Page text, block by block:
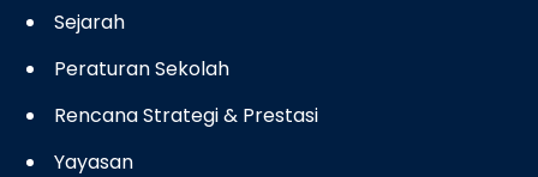
Sejarah
Peraturan Sekolah
Rencana Strategi & Prestasi
Yayasan